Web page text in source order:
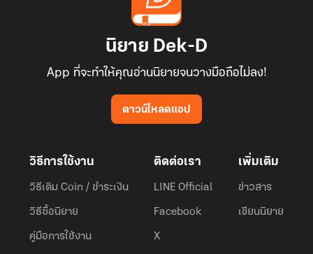
นิยาย Dek-D
App ที่จะทำให้คุณอ่านนิยายจนวางมือถือไม่ลง!
ดาวน์โหลดแอป
วิธีการใช้งาน
วิธีเติม Coin / ชำระเงิน
วิธีซื้อนิยาย
คู่มือการใช้งาน
ติดต่อเรา
LINE Official
Facebook
X
เพิ่มเติม
ข่าวสาร
เขียนนิยาย